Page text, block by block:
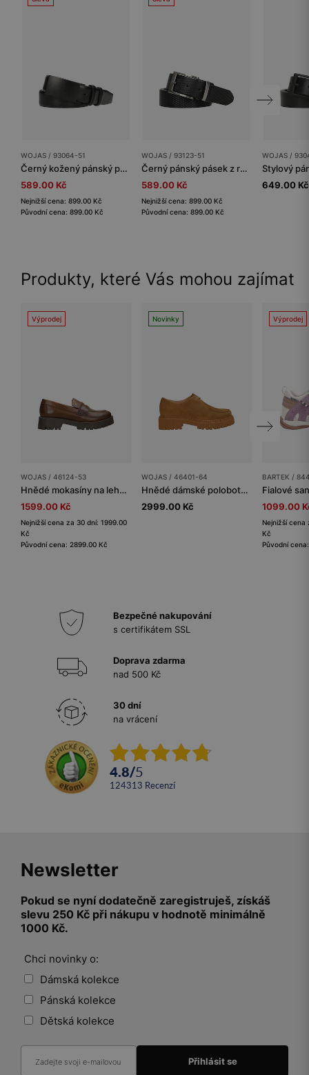
WOJAS / 93064-51
Černý kožený pánský pásek s černou přezkou
589.00 Kč
Nejnižší cena: 899.00 Kč
Původní cena: 899.00 Kč
WOJAS / 93123-51
Černý pánský pásek z reliéfní kůže
589.00 Kč
Nejnižší cena: 899.00 Kč
Původní cena: 899.00 Kč
WOJAS /
649.00 Kč
Produkty, které Vás mohou zajímat
Výprodej
WOJAS / 46124-53
Hnědé mokasíny na lehké podrážce
1599.00 Kč
Nejnižší cena za 30 dní: 1999.00
Kč
Původní cena: 2899.00 Kč
Novinky
WOJAS / 46401-64
Hnědé dámské polobotky s dekorativním mokasínovým švem
2999.00 Kč
Výprodej
BARTEK /
1099.00
Nejnižší cena
Kč
Původní
Bezpečné nakupování
s certifikátem SSL
Doprava zdarma
nad 500 Kč
30 dní
na vrácení
4.8/5
124313 recenzí
Newsletter
Pokud se nyní dodatečně zaregistruješ, získáš
slevu 250 Kč při nákupu v hodnotě minimálně
1000 Kč.
Chci novinky o:
Dámská kolekce
Pánská kolekce
Dětská kolekce